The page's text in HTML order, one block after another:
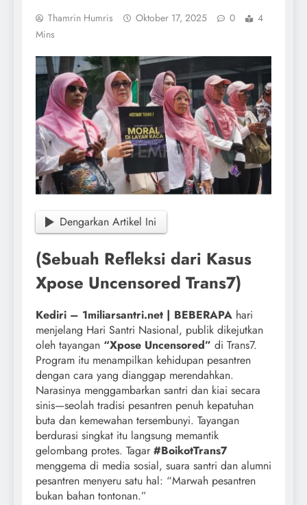
Thamrin Humris Oktober 17, 2025 0
4
Mins
Dengarkan Artikel Ini
(Sebuah Refleksi dari Kasus
Xpose Uncensored Trans7)
Kediri – 1miliarsantri.net | BEBERAPA hari
menjelang Hari Santri Nasional, publik dikejutkan
oleh tayangan “Xpose Uncensored” di Trans7.
Program itu menampilkan kehidupan pesantren
dengan cara yang dianggap merendahkan.
Narasinya menggambarkan santri dan kiai secara
sinis—seolah tradisi pesantren penuh kepatuhan
buta dan kemewahan tersembunyi. Tayangan
berdurasi singkat itu langsung memantik
gelombang protes. Tagar #BoikotTrans7
menggema di media sosial, suara santri dan alumni
pesantren menyeru satu hal: “Marwah pesantren
bukan bahan tontonan.”